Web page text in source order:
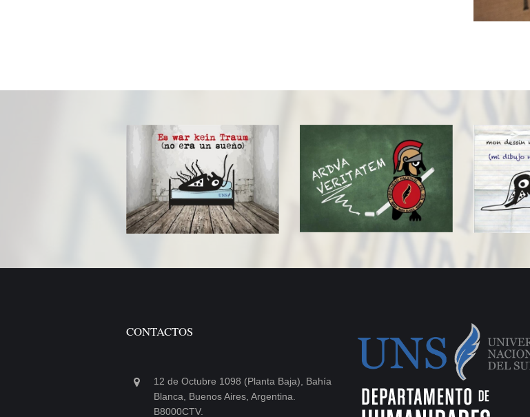
CONTACTOS
12 de Octubre 1098 (Planta Baja), Bahía
Blanca, Buenos Aires, Argentina.
B8000CTV.